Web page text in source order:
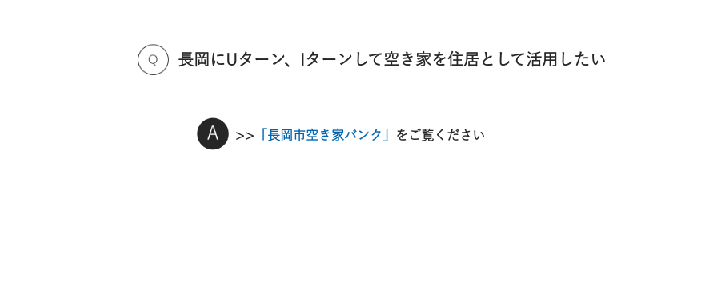
長岡にUターン、Iターンして空き家を住居として活用したい
>> 「長岡市空き家バンク」 をご覧ください